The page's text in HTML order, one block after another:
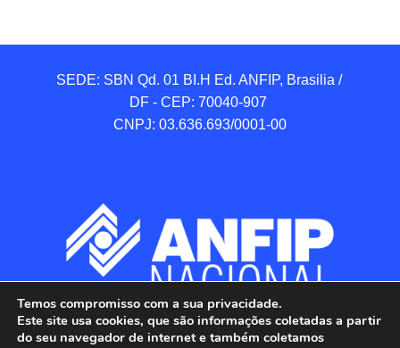
SEDE: SBN Qd. 01 BI.H Ed. ANFIP, Brasilia /
DF - CEP: 70040-907
CNPJ: 03.636.693/0001-00
Temos compromisso com a sua privacidade.
Este site usa cookies, que são informações coletadas a partir
do seu navegador de internet e também coletamos